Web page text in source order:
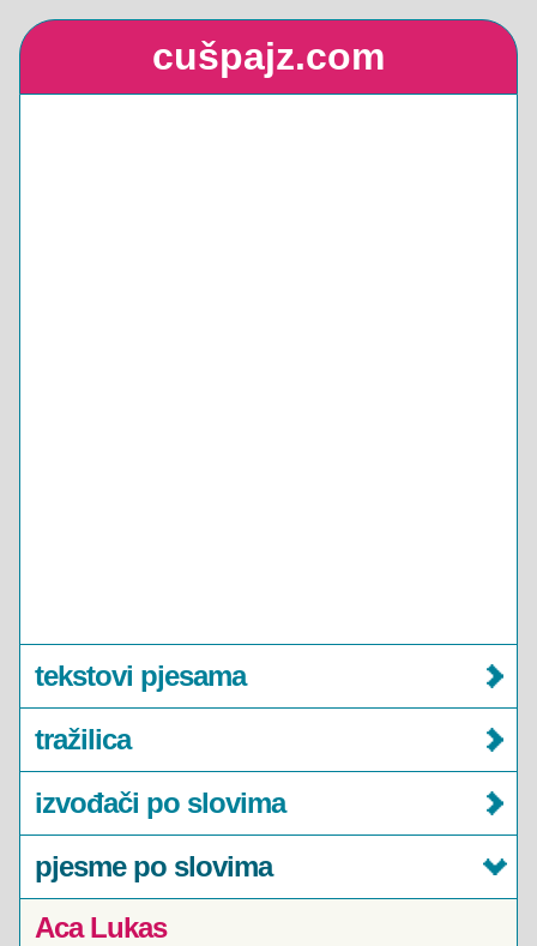
cušpajz.com
tekstovi pjesama
tražilica
izvođači po slovima
pjesme po slovima
Aca Lukas